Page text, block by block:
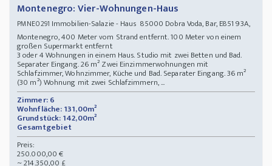
Montenegro: Vier-Wohnungen-Haus
PMNE0291 Immobilien-Salazie - Haus 85000 Dobra Voda, Bar, E851 93A,
Montenegro, 400 Meter vom Strand entfernt. 100 Meter von einem
großen Supermarkt entfernt
3 oder 4 Wohnungen in einem Haus. Studio mit zwei Betten und Bad.
Separater Eingang. 26 m² Zwei Einzimmerwohnungen mit
Schlafzimmer, Wohnzimmer, Küche und Bad. Separater Eingang. 36 m²
(30 m²) Wohnung mit zwei Schlafzimmern, ...
Zimmer: 6
Wohnfläche: 131,00m²
Grundstück: 142,00m²
Gesamtgebiet
Preis:
250.000,00 €
~ 214.350,00 £